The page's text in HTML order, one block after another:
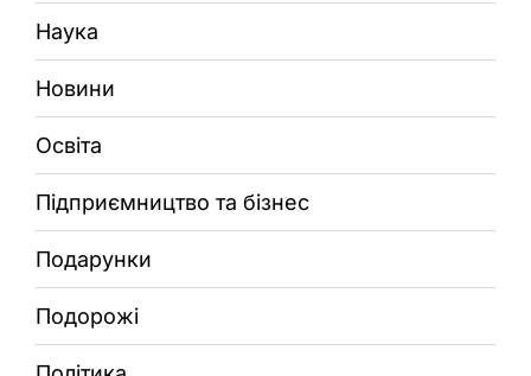
Наука
Новини
Освіта
Підприємництво та бізнес
Подарунки
Подорожі